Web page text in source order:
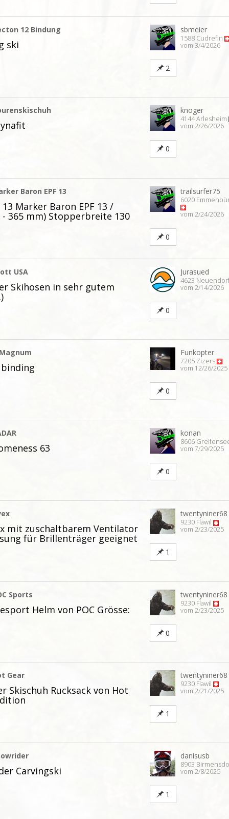
12 Bindung
ski
sbmeier
1588 Cudrefin
vom 3/4/2026
2
knoger
4144 Arlesheim
vom 2/26/2026
0
Baron EPF 13
Marker Baron EPF 13 /
- 365 mm) Stopperbreite 130
trailsurfer75
6020
vom 2/24/2026
0
USA
Skihosen in sehr gutem
Jurasued
4623
vom 2/14/2026
0
binding
Funkopter
7205 Zizers
vom 12/26/2025
0
63
konan
8606
vom 7/29/2025
0
mit zuschaltbarem Ventilator
für Brillenträger geeignet
twentyniner68
9230 Flawil
vom 2/23/2025
1
Sports
Helm von POC Grösse:
twentyniner68
9230 Flawil
vom 2/23/2025
0
Gear
Skischuh Rucksack von Hot
twentyniner68
9230 Flawil
vom 2/21/2025
1
Carvingski
danisusb
8903
vom 2/8/2025
1